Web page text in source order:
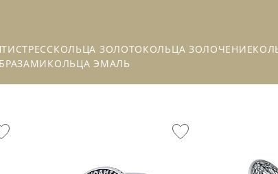
КОЛЬЦА ЗОЛОТОКОЛЬЦА ЗОЛОЧЕНИЕ
КОЛЬЦА ЭМАЛЬ